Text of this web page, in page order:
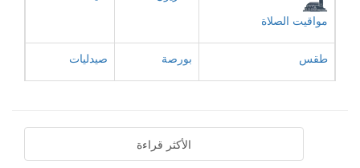
مواقيت الصلاة
طقس بورصة صيدليات
الأكثر قراءة